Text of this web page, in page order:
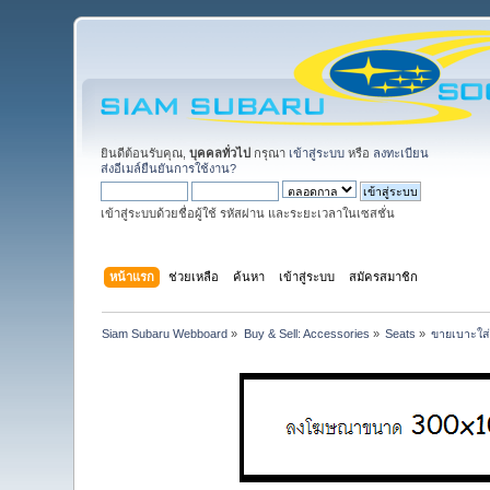
ยินดีต้อนรับคุณ,บุคคลทั่วไป กรุณา เข้าสู่ระบบ หรือ ลงทะเบียน
ส่งอีเมล์ยืนยันการใช้งาน?
เข้าสู่ระบบด้วยชื่อผู้ใช้ รหัสผ่าน และระยะเวลาในเซสชั่น
หน้าแรก ช่วยเหลือ ค้นหา เข้าสู่ระบบ สมัครสมาชิก
Siam Subaru Webboard » Buy & Sell: Accessories » Seats » ขายเบาะใ